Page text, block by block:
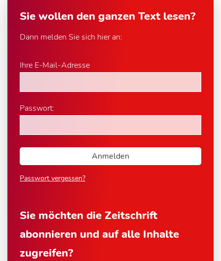
Sie wollen den ganzen Text lesen?
Dann melden Sie sich hier an:
Ihre E-Mail-Adresse
Passwort:
Passwort vergessen?
Sie möchten die Zeitschrift
abonnieren und auf alle Inhalte
zugreifen?